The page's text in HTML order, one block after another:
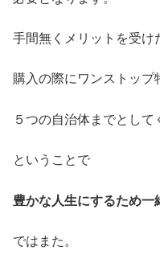
手間無くメリットを受け
購入の際にワンストップ
５つの自治体までとして
ということで
豊かな人生にするため一
ではまた。